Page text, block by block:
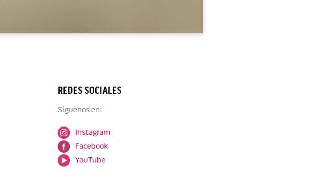
REDES SOCIALES
Síguenos en:
Instagram
Facebook
YouTube